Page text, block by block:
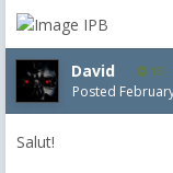
David 13
Posted
Salut!